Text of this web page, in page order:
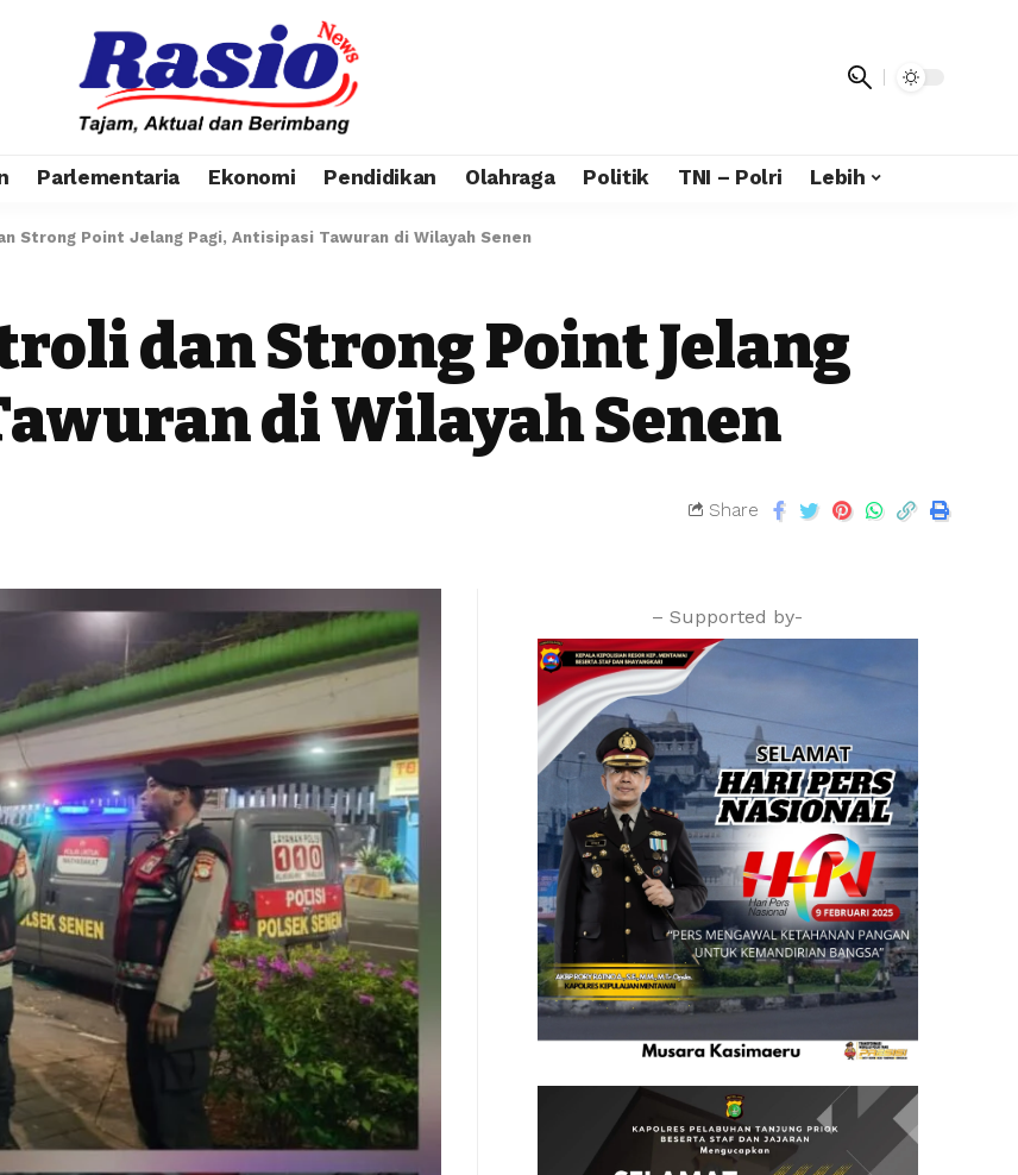
Parlementaria Ekonomi Pendidikan Olahraga Politik TNI – Polri Lebih
Strong Point Jelang Pagi, Antisipasi Tawuran di Wilayah Senen
dan Strong Point Jelang
di Wilayah Senen
Share
– Supported by-